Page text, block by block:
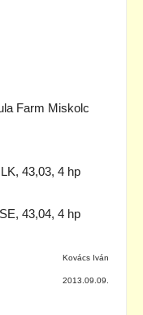
Farm Miskolc
43,03, 4 hp
43,04, 4 hp
Kovács Iván
2013.09.09.